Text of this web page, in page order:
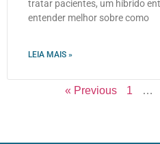
tratar pacientes, um híbrido
entender melhor sobre como
LEIA MAIS »
« Previous 1 …